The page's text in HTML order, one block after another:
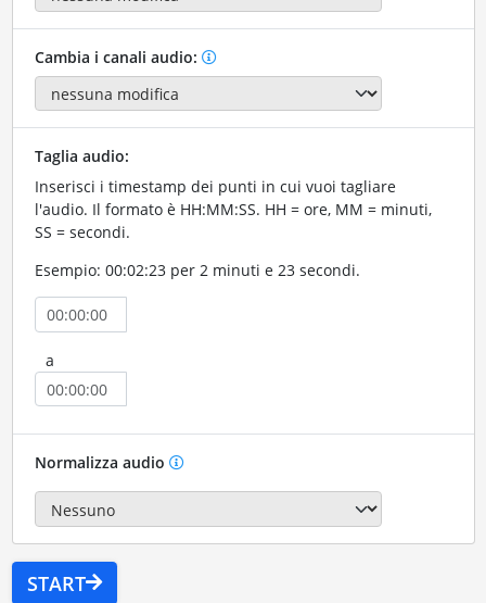
Cambia i canali audio:
Taglia audio:
Inserisci i timestamp dei punti in cui vuoi tagliare
l'audio. Il formato è HH:MM:SS. HH = ore, MM = minuti,
SS = secondi.
Esempio: 00:02:23 per 2 minuti e 23 secondi.
a
Normalizza audio
START